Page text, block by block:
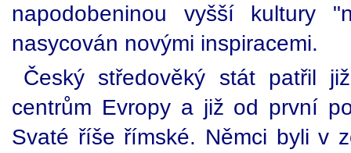
napodobeninou vyšší kultury
nasycován novými inspiracemi.
Český středověký stát patřil
centrům Evropy a již od první
Svaté říše římské. Němci byli v